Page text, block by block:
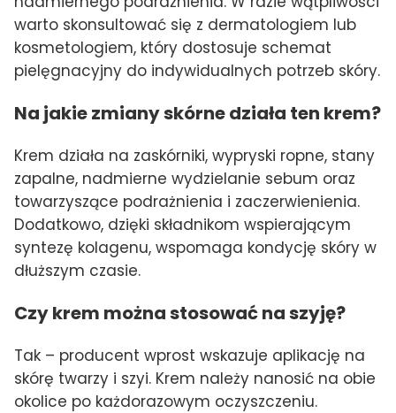
warto skonsultować się z dermatologiem lub
kosmetologiem, który dostosuje schemat
pielęgnacyjny do indywidualnych potrzeb skóry.
Na jakie zmiany skórne działa ten krem?
Krem działa na zaskórniki, wypryski ropne, stany
zapalne, nadmierne wydzielanie sebum oraz
towarzyszące podrażnienia i zaczerwienienia.
Dodatkowo, dzięki składnikom wspierającym
syntezę kolagenu, wspomaga kondycję skóry w
dłuższym czasie.
Czy krem można stosować na szyję?
Tak – producent wprost wskazuje aplikację na
skórę twarzy i szyi. Krem należy nanosić na obie
okolice po każdorazowym oczyszczeniu.